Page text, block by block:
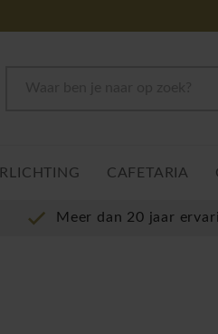
CAFETARIA
Meer dan 20 jaar